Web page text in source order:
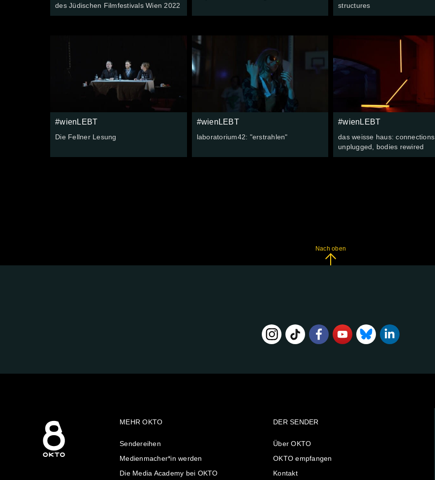
des Jüdischen Filmfestivals Wien 2022
structures
#wienLEBT
Die Fellner Lesung
#wienLEBT
laboratorium42: "erstrahlen"
#wienLEBT
das weisse haus: connections
unplugged, bodies rewired
Nach oben
MEHR OKTO
Sendereihen
Medienmacher*in werden
Die Media Academy bei OKTO
DER SENDER
Über OKTO
OKTO empfangen
Kontakt